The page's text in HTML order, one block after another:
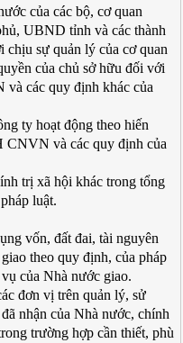
của các bộ, cơ quan
UBND tỉnh và các thành
sự quản lý của cơ quan
của chủ sở hữu đối với
các quy định khác của
ty hoạt động theo hiến
CNVN và các quy định của
trị xã hội khác trong tổng
luật.
vốn, đất đai, tài nguyên
theo quy định, của pháp
của Nhà nước giao.
đơn vị trên quản lý, sử
nhận của Nhà nước, chính
trường hợp cần thiết, phù